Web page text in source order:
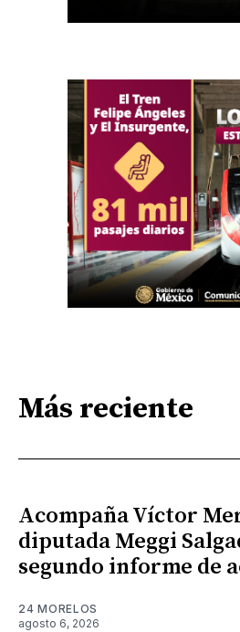
Más reciente
Acompaña Víctor
diputada Meggi
segundo informe de
24 MORELOS
agosto 6, 2026